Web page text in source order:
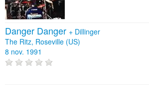
Danger Danger + Dillinger
The Ritz, Roseville (US)
8 nov. 1991